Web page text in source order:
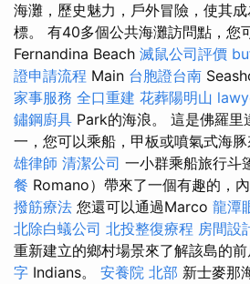
海灘，歷史魅力，戶外冒險，使其
標。 有40多個公共海灘訪問點，您
Fernandina Beach 滅鼠公司評價
證申請流程 Main 台胞證台南
家事服務 全口重建 花葬陽明山
鏽鋼廚具 Park的海浪。 這是佛羅里
一，您可以乘船，甲板或噴氣式海豚
雄律師 清潔公司 一小群乘船旅行斗
餐 Romano）帶來了一個有趣的，
撥筋療法 您還可以通過Marco 龍潭
北除白蟻公司 北投整復療程 房間設
重新建立的鄉村場景來了解該島的
字 Indians。 安養院 北部 新士麥那